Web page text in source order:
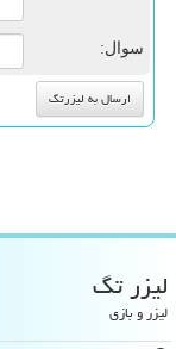
سوال:
لیزر تگ
لیزر و بازی